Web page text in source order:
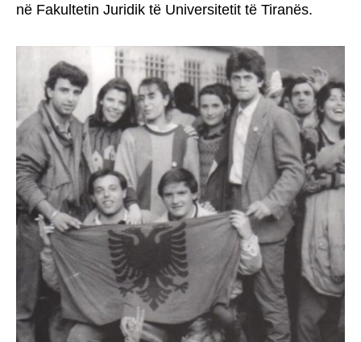
në Fakultetin Juridik të Universitetit të Tiranës.